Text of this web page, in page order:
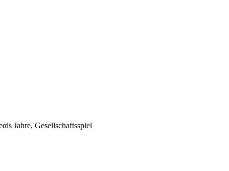
Jahre, Gesellschaftsspiel